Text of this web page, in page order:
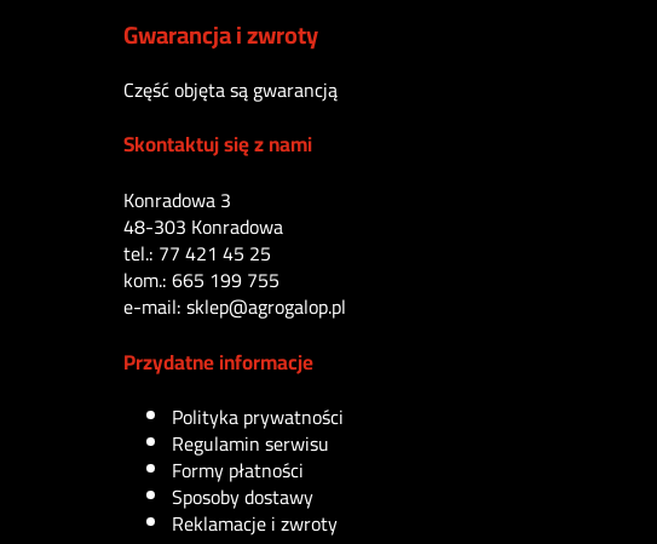
Gwarancja i zwroty
Część objęta są gwarancją
Skontaktuj się z nami
Konradowa 3
48-303 Konradowa
tel.: 77 421 45 25
kom.: 665 199 755
e-mail: sklep@agrogalop.pl
Przydatne informacje
Polityka prywatności
Regulamin serwisu
Formy płatności
Sposoby dostawy
Reklamacje i zwroty